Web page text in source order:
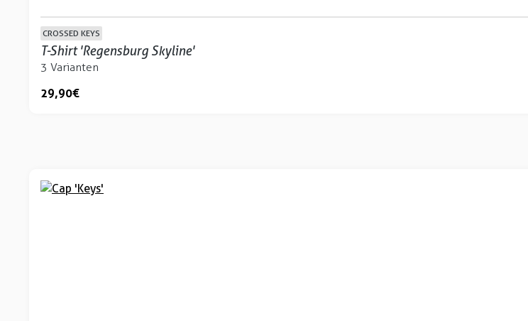
CROSSED KEYS
T-Shirt 'Regensburg Skyline'
3 Varianten
29,90 €